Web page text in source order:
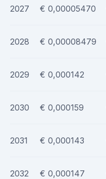
2027 € 0,00005470
2028 € 0,00008479
2029 € 0,000142
2030 € 0,000159
2031 € 0,000143
2032 € 0,000147